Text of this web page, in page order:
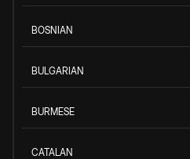
BOSNIAN
BULGARIAN
BURMESE
CATALAN